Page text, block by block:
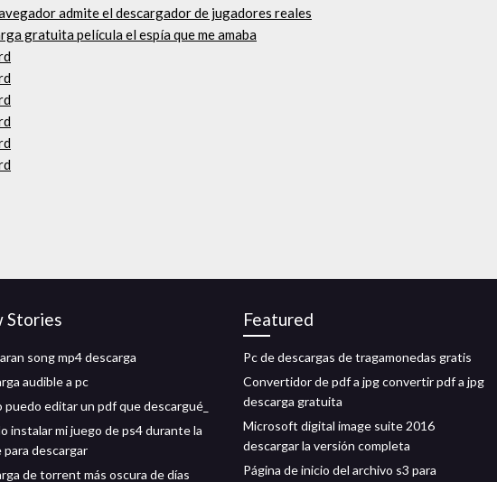
admite el descargador de jugadores reales
gratuita película el espía que me amaba
Stories
song mp4 descarga
audible a pc
puedo editar un pdf que descargué_
instalar mi juego de ps4 durante la
para descargar
de torrent más oscura de días
Featured
Pc de descargas de tragamonedas gratis
Convertidor de pdf a jpg convertir pdf a jpg
descarga gratuita
Microsoft digital image suite 2016
descargar la versión completa
Página de inicio del archivo s3 para